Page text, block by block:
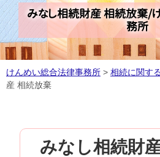
みなし相続財産 相続放棄/
務所
けんめい総合法律事務所 > 相続に関す
産 相続放棄
みなし相続財